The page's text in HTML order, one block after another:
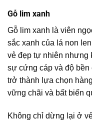
Gỗ lim xanh
Gỗ lim xanh là viên
sắc xanh của lá non
vẻ đẹp tự nhiên nhưng
sự cứng cáp và độ bền
trở thành lựa chọn
vững chãi và bất biến
Không chỉ dừng lại ở